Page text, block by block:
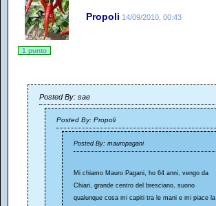
Propoli 14/09/2010, 00:43
1 punto
Posted By: sae
Posted By: Propoli
Posted By: mauropagani
Mi chiamo Mauro Pagani, ho 64 anni, vengo da
Chiari, grande centro del bresciano, suono
qualunque cosa mi capiti tra le mani e mi piace la